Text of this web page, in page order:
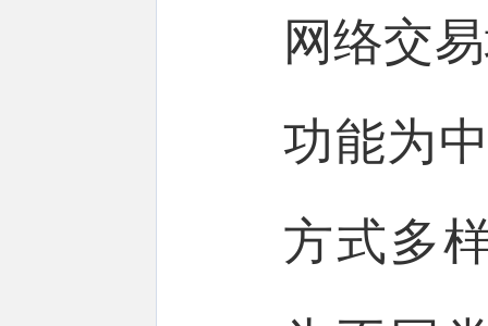
网络交
功能为
方式多